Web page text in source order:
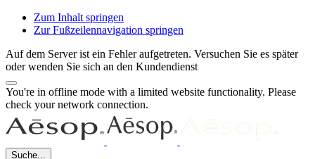
Zum Inhalt springen
Zur Fußzeilennavigation springen
Auf dem Server ist ein Fehler aufgetreten. Versuchen Sie es später
oder wenden Sie sich an den Kundendienst
You're in offline mode with a limited website functionality. Please
check your network connection.
Suche...